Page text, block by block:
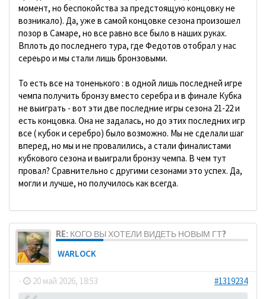
момент, но беспокойства за предстоящую концовку не
возникало). Да, уже в самой концовке сезона произошел
позор в Самаре, но все равно все было в наших руках.
Вплоть до последнего тура, где Федотов отобрал у нас
сереьро и мы стали лишь бронзовыми.
То есть все на тоненького : в одной лишь последней игре
чемпа получить бронзу вместо серебра и в финале Кубка
не выиграть - вот эти две последние игры сезона 21-22 и
есть концовка. Она не задалась, но до этих последних игр
все ( кубок и серебро) было возможно. Мы не сделали шаг
вперед, но мы и не провалились, а стали финалистами
кубкового сезона и выиграли бронзу чемпа. В чем тут
провал? Сравнительно с другими сезонами это успех. Да,
могли и лучше, но получилось как всегда.
RE: КОГО ВЫ ХОТЕЛИ ВИДЕТЬ НОВЫМ ГТ?
WARLOCK
- 20 май 2026, 18:53 #1319234